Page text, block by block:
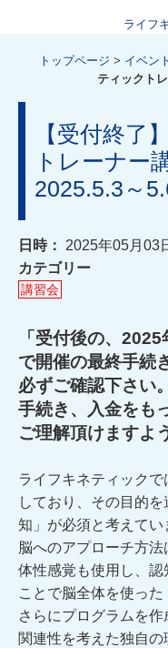
ライフ
トップページ > イベント
ティックト
【受付終了
トレーナー
2025.5.3～
日時： 2025年05月03
カテゴリー
講習会
「受付後の、2025
で開催の最終手続
必ずご確認下さい
手続き、入金をも
ご理解頂けますよ
ライフキネティック
しており、その目的
知」が必須と考えてい
脳へのアプローチ方法
体性感覚も使用し、
ことで脳全体を使った
さらにプログラムを
関連性を考えた独自